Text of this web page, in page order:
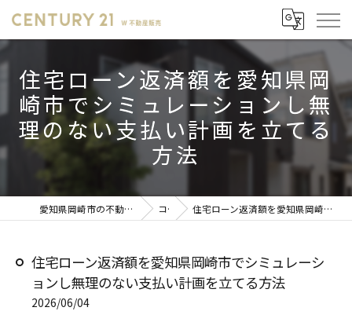
住宅ローン返済額を愛知県岡
崎市でシミュレーションし無
理のない支払い計画を立てる
方法
愛知県岡崎市の不動産売却ならセンチュリー21 W不動産販売 コラム 住宅ローン返済額を愛知県岡崎市でシミュレーションし無理のない支払い計画を立てる方法
住宅ローン返済額を愛知県岡崎市でシミュレーシ
ョンし無理のない支払い計画を立てる方法
2026/06/04